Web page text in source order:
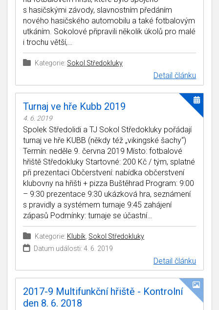
s hasičskými závody, slavnostním předáním
nového hasičského automobilu a také fotbalovým
utkáním. Sokolové připravili několik úkolů pro malé
i trochu větší,…
Kategorie: Sokol Středokluky
Detail článku
Turnaj ve hře Kubb 2019
4. 6. 2019
Spolek Středolidi a TJ Sokol Středokluky pořádají
turnaj ve hře KUBB (někdy též „vikingské šachy“)
Termín: neděle 9. června 2019 Místo: fotbalové
hřiště Středokluky Startovné: 200 Kč / tým, splatné
při prezentaci Občerstvení: nabídka občerstvení
klubovny na hřišti + pizza Buštěhrad Program: 9:00
– 9:30 prezentace 9:30 ukázková hra, seznámení
s pravidly a systémem turnaje 9:45 zahájení
zápasů Podmínky: turnaje se účastní…
Kategorie: Klubík Sokol Středokluky
Datum události: 4. 6. 2019
Detail článku
2017-9 Multifunkční hřiště - Kontrolní
den 8. 6. 2018